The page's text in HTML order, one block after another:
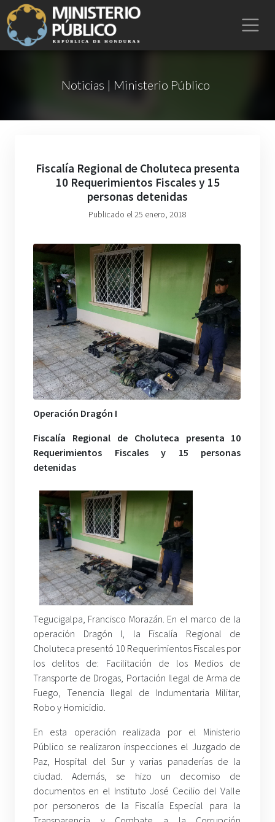
Noticias | Ministerio Público
Fiscalía Regional de Choluteca presenta
10 Requerimientos Fiscales y 15
personas detenidas
Publicado el 25 enero, 2018
Operación Dragón I
Fiscalía Regional de Choluteca presenta 10
Requerimientos Fiscales y 15 personas
detenidas
Tegucigalpa, Francisco Morazán. En el marco de la
operación Dragón I, la Fiscalía Regional de
Choluteca presentó 10 Requerimientos Fiscales por
los delitos de: Facilitación de los Medios de
Transporte de Drogas, Portación Ilegal de Arma de
Fuego, Tenencia Ilegal de Indumentaria Militar,
Robo y Homicidio.
En esta operación realizada por el Ministerio
Público se realizaron inspecciones el Juzgado de
Paz, Hospital del Sur y varias panaderías de la
ciudad. Además, se hizo un decomiso de
documentos en el Instituto José Cecilio del Valle
por personeros de la Fiscalía Especial para la